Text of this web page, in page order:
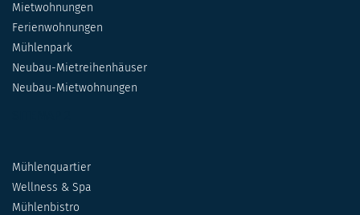
Mietwohnungen
Ferienwohnungen
Mühlenpark
Neubau-Mietreihenhäuser
Neubau-Mietwohnungen
Mühlenquartier
Wellness & Spa
Mühlenbistro